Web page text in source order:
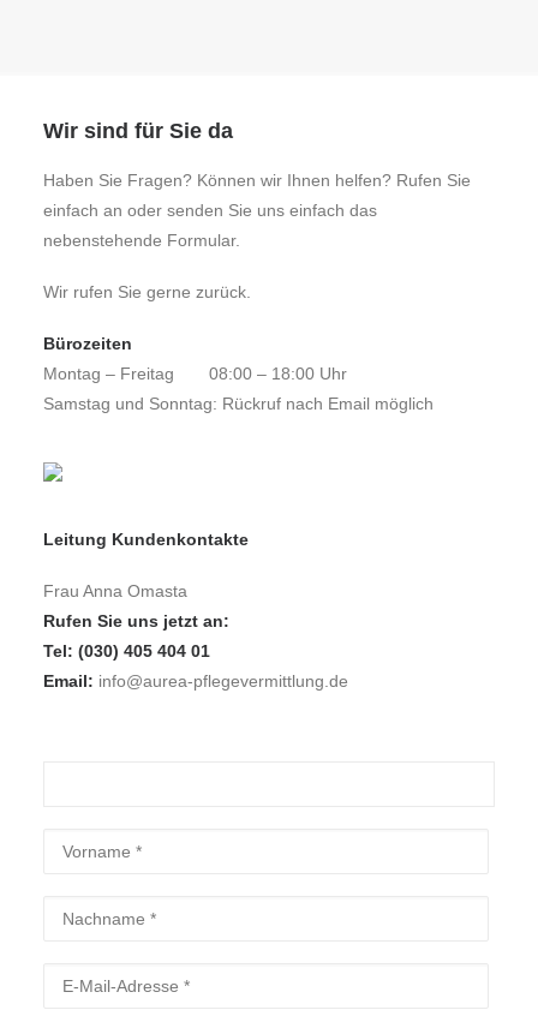
Wir sind für Sie da
Haben Sie Fragen? Können wir Ihnen helfen? Rufen Sie
einfach an oder senden Sie uns einfach das
nebenstehende Formular.
Wir rufen Sie gerne zurück.
Bürozeiten
Montag – Freitag
08:00 – 18:00 Uhr
Samstag und Sonntag: Rückruf nach Email möglich
Leitung Kundenkontakte
Frau Anna Omasta
Rufen Sie uns jetzt an:
Tel: (030) 405 404 01
Email: info@aurea-pflegevermittlung.de
Bitte lasse dieses Feld leer.
Bitte lasse dieses Feld leer.